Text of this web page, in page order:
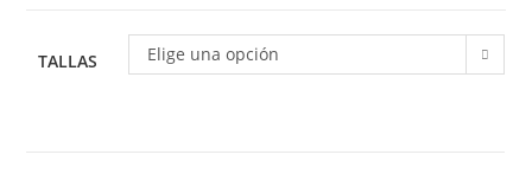
TALLAS Elige una opción